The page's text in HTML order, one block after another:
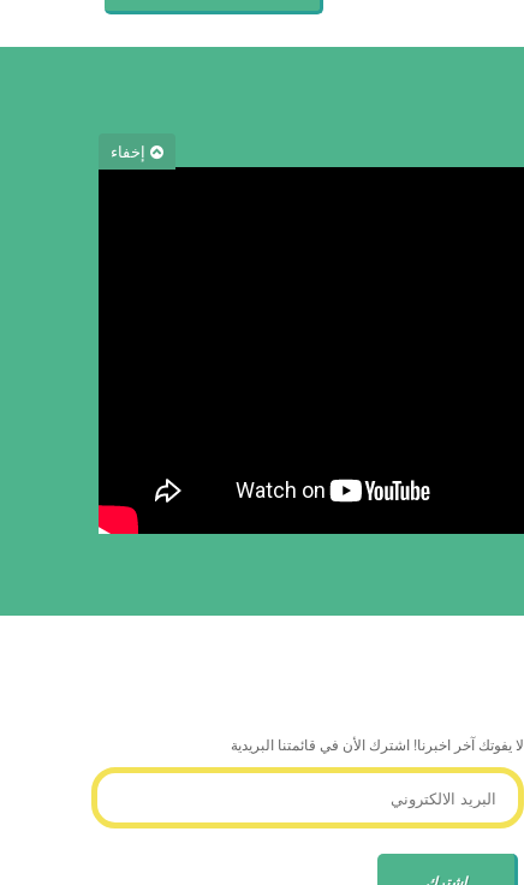
إخفاء
لا يفوتك آخر اخبرنا! اشترك الأن في قائمتنا البريدية